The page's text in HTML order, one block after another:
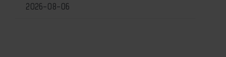
2026-08-06